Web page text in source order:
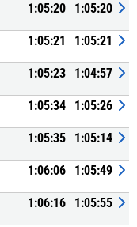
1:05:20 1:05:20
1:05:21 1:05:21
1:05:23 1:04:57
1:05:34 1:05:26
1:05:35 1:05:14
1:06:06 1:05:49
1:06:16 1:05:55